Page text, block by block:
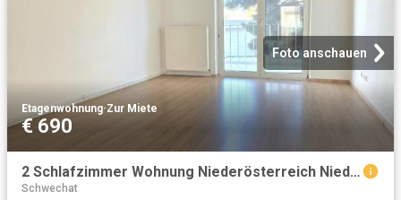
Foto anschauen
Etagenwohnung·Zur Miete
€ 690
2 Schlafzimmer Wohnung Niederösterreich Niederösterreich 104712809
Schwechat